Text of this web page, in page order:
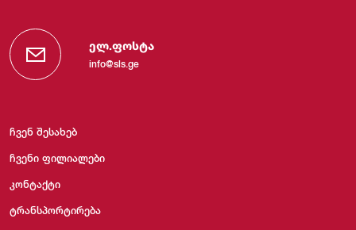
ელ.ფოსტა
info@sls.ge
ჩვენ შესახებ
ჩვენი ფილიალები
კონტაქტი
ტრანსპორტირება